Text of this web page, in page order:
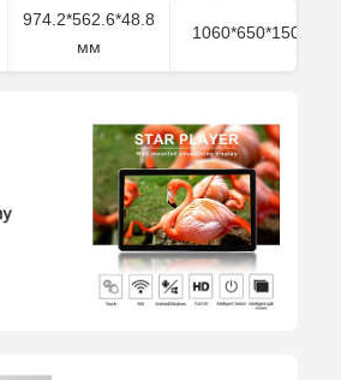
974.2*562.6*48.8
мм
1060*650*150 мм